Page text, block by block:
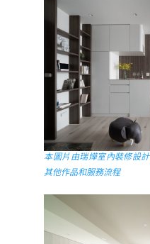
本圖片由瑞燁室內裝修設
其他作品和服務流程